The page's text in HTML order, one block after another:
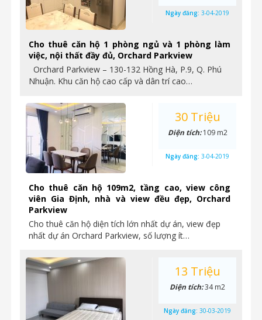
Cho thuê căn hộ 1 phòng ngủ và 1 phòng làm
việc, nội thất đầy đủ, Orchard Parkview
Orchard Parkview – 130-132 Hồng Hà, P.9, Q. Phú
Nhuận. Khu căn hộ cao cấp và dân trí cao…
Ngày đăng: 3-04-2019
Cho thuê căn hộ 109m2, tầng cao, view công
viên Gia Định, nhà và view đều đẹp, Orchard
Parkview
Cho thuê căn hộ diện tích lớn nhất dự án, view đẹp
nhất dự án Orchard Parkview, số lượng ít…
30 Triệu
Diện tích:109 m2
Ngày đăng: 3-04-2019
13 Triệu
Diện tích:34 m2
Ngày đăng: 30-03-2019